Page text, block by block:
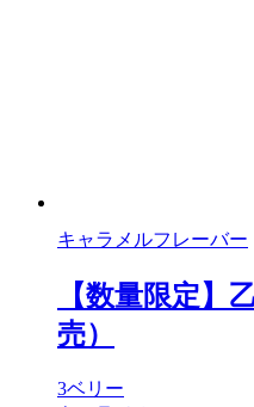
キャラメルフレーバー
【数量限定
売）
3ベリー